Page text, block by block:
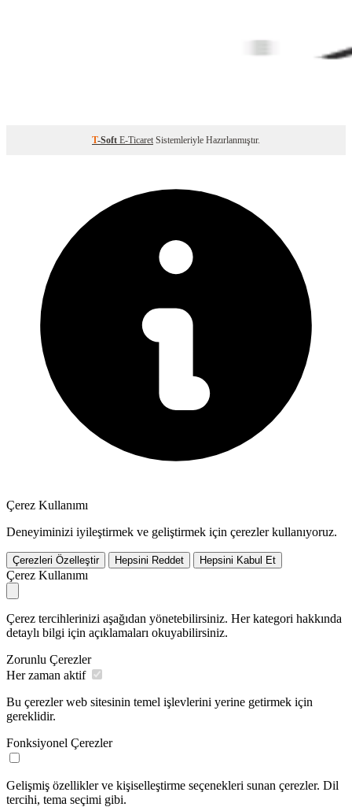
T-Soft E-Ticaret Sistemleriyle Hazırlanmıştır.
Çerez Kullanımı
Deneyiminizi iyileştirmek ve geliştirmek için çerezler kullanıyoruz.
Çerezleri Özelleştir Hepsini Reddet Hepsini Kabul Et
Çerez Kullanımı
Çerez tercihlerinizi aşağıdan yönetebilirsiniz. Her kategori hakkında
detaylı bilgi için açıklamaları okuyabilirsiniz.
Zorunlu Çerezler
Her zaman aktif
Bu çerezler web sitesinin temel işlevlerini yerine getirmek için
gereklidir.
Fonksiyonel Çerezler
Gelişmiş özellikler ve kişiselleştirme seçenekleri sunan çerezler. Dil
tercihi, tema seçimi gibi.